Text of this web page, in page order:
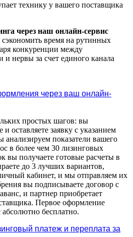
технику у вашего поставщика
через наш онлайн-сервис
время на рутинных
конкуренции между
нервы за счет единого канала
через ваш онлайн-
простых шагов: вы
и оставляете заявку с указанием
показатели вашего
в более чем 30 лизинговых
вы получаете готовые расчеты в
до 3 лучших вариантов,
кабинет, и мы отправляем их
вы подписываете договор с
и партнер приобретает
Первое оформление
бесплатно.
платеж и переплата за